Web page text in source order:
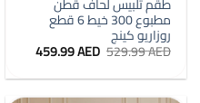
مطبوع 300 خيط 6 قطع
روزاريو كينج
529.99AED السعر
الأصلي
هو:
529.99 AED.
459.99AED السعر
الحالي
هو:
459.99 AED.